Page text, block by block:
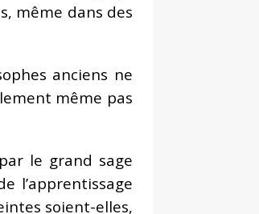
même dans des
anciens ne
même pas
le grand sage
l’apprentissage
soient-elles,